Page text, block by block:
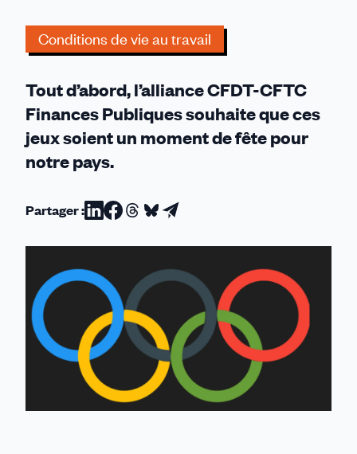
réponses
mais
des
interrogations
Conditions de vie au travail
Tout d’abord, l’alliance CFDT-CFTC
Finances Publiques souhaite que ces
jeux soient un moment de fête pour
notre pays.
Partager :Partager
sur
Linkedin
Partager
sur
Facebook
Partager
sur
Threads
Partager
sur
Bluesky
Partager
par
email